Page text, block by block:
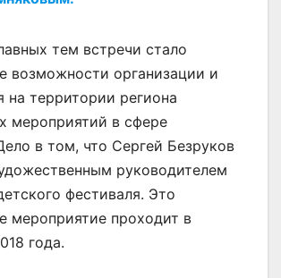
тем встречи стало
возможности организации и
на территории региона
мероприятий в сфере
в том, что Сергей Безруков
руководителем
фестиваля. Это
мероприятие проходит в
года.